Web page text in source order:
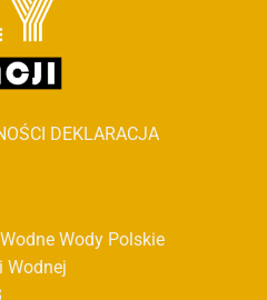
DEKLARACJA
Wody Polskie
Wodnej